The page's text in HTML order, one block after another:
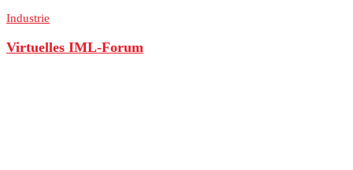
Industrie
Virtuelles IML-Forum